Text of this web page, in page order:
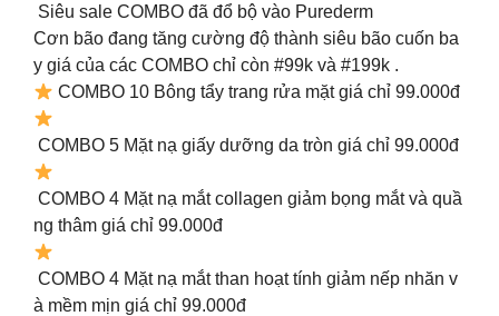
️ Siêu sale COMBO đã đổ bộ vào Purederm
Cơn bão đang tăng cường độ thành siêu bão cuốn ba
y giá của các COMBO chỉ còn #99k và #199k .
COMBO 10 Bông tẩy trang rửa mặt giá chỉ 99.000đ
COMBO 5 Mặt nạ giấy dưỡng da tròn giá chỉ 99.000đ
COMBO 4 Mặt nạ mắt collagen giảm bọng mắt và quầ
ng thâm giá chỉ 99.000đ
COMBO 4 Mặt nạ mắt than hoạt tính giảm nếp nhăn v
à mềm mịn giá chỉ 99.000đ